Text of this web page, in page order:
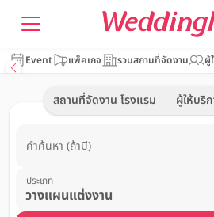
Event แพ็คเกจ รวมสถานที่จัดงาน ผู้
สถานที่จัดงาน โรงแรม ผู้ให้บริ
คำค้นหา (ถ้ามี)
ประเภท